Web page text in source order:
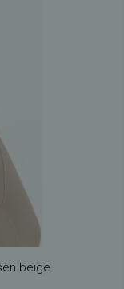
beige